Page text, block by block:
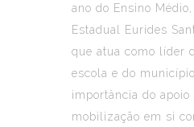
ano do Ensino
Estadual Eurides
que atua como líder
escola e do
importância do apoio
mobilização em si